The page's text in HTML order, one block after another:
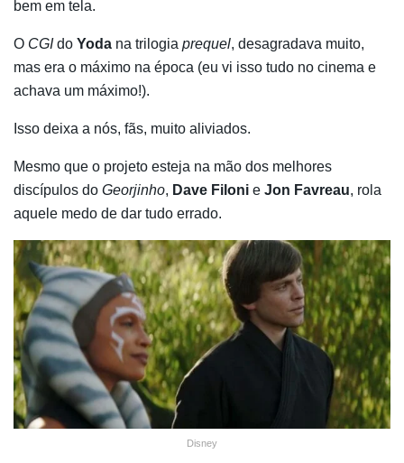
bem em tela.
O CGIdo Yoda na trilogia prequel, desagradava muito,
mas era o máximo na época (eu vi isso tudo no cinema e
achava um máximo!).
Isso deixa a nós, fãs, muito aliviados.
Mesmo que o projeto esteja na mão dos melhores
discípulos do Georjinho, Dave Filoni e Jon Favreau, rola
aquele medo de dar tudo errado.
Disney